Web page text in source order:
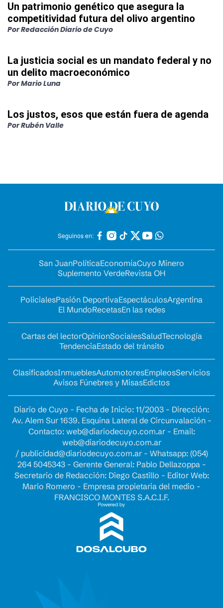
Un patrimonio genético que asegura la
competitividad futura del olivo argentino
PorRedacción Diario de Cuyo
La justicia social es un mandato federal y no
un delito macroeconómico
PorMario Luna
Los justos, esos que están fuera de agenda
PorRubén Valle
Seguinos en:
San JuanPolíticaEconomíaCuyo Minero
Suplemento VerdeRevista OH
PolicialesPasión DeportivaEspectáculosArgentina
El MundoRecetasEn las redes
Cartas del lectorOpinionSocialesSaludTecnología
TendenciaEstado del tránsito
ClasificadosInmueblesAutomotoresEmpleosServicios
Avisos Fúnebres y MisasEdictos
Diario de Cuyo - Fecha de Inicio: 11/2003 - Dirección:
Av. Alem Sur 1639. Esquina Lateral de Circunvalación -
Contacto: web@diariodecuyo.com.ar- Email:
web@diariodecuyo.com.ar
/ publicidad@diariodecuyo.com.ar- Whatsapp: (054)
264 5045343 - Gerente General: Pablo Dellazoppa -
Secretario de Redacción: Diego Castillo - Editor Web:
Mario Romero - Empresa propietaria del medio -
FRANCISCO MONTES S.A.C.I.F.